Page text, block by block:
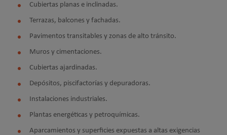
Cubiertas planas e inclinadas.
Terrazas, balcones y fachadas.
Pavimentos transitables y zonas de alto tránsito.
Muros y cimentaciones.
Cubiertas ajardinadas.
Depósitos, piscifactorías y depuradoras.
Instalaciones industriales.
Plantas energéticas y petroquímicas.
Aparcamientos y superficies expuestas a altas exigencias